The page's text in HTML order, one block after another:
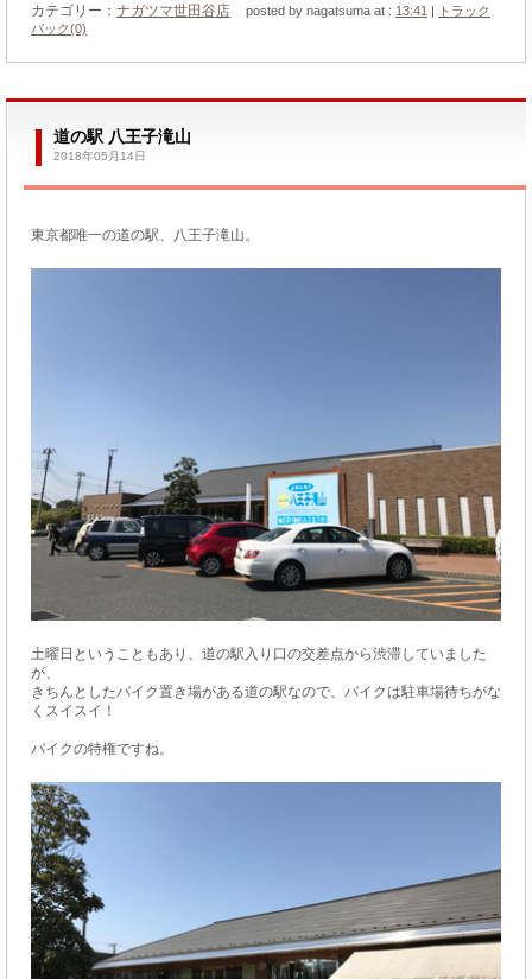
カテゴリー： ナガツマ世田谷店 posted by nagatsuma at : 13:41 |
トラック
バック(0)
道の駅 八王子滝山
2018年05月14日
東京都唯一の道の駅、八王子滝山。
土曜日ということもあり、道の駅入り口の交差点から渋滞していました
が、
きちんとしたバイク置き場がある道の駅なので、バイクは駐車場待ちがな
くスイスイ！
バイクの特権ですね。